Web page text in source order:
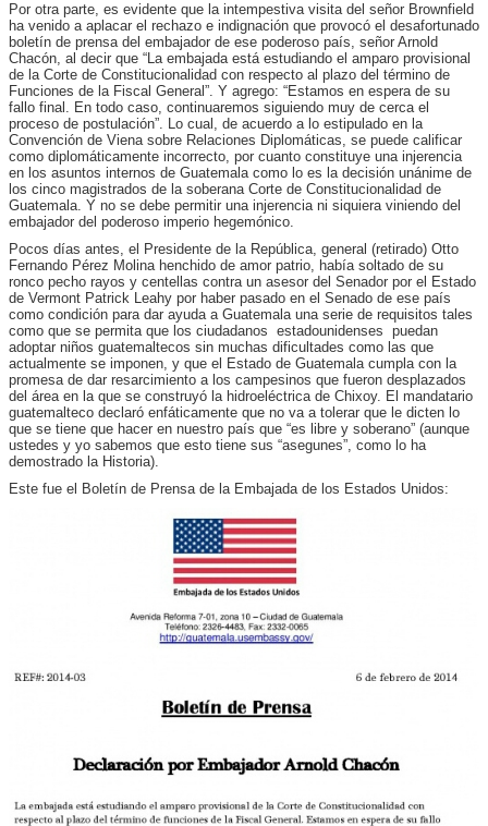
Por otra parte, es evidente que la intempestiva visita del señor Brownfield
ha venido a aplacar el rechazo e indignación que provocó el desafortunado
boletín de prensa del embajador de ese poderoso país, señor Arnold
Chacón, al decir que “La embajada está estudiando el amparo provisional
de la Corte de Constitucionalidad con respecto al plazo del término de
Funciones de la Fiscal General”. Y agrego: “Estamos en espera de su
fallo final. En todo caso, continuaremos siguiendo muy de cerca el
proceso de postulación”. Lo cual, de acuerdo a lo estipulado en la
Convención de Viena sobre Relaciones Diplomáticas, se puede calificar
como diplomáticamente incorrecto, por cuanto constituye una injerencia
en los asuntos internos de Guatemala como lo es la decisión unánime de
los cinco magistrados de la soberana Corte de Constitucionalidad de
Guatemala. Y no se debe permitir una injerencia ni siquiera viniendo del
embajador del poderoso imperio hegemónico.
Pocos días antes, el Presidente de la República, general (retirado) Otto
Fernando Pérez Molina henchido de amor patrio, había soltado de su
ronco pecho rayos y centellas contra un asesor del Senador por el Estado
de Vermont Patrick Leahy por haber pasado en el Senado de ese país
como condición para dar ayuda a Guatemala una serie de requisitos tales
como que se permita que los ciudadanos estadounidenses puedan
adoptar niños guatemaltecos sin muchas dificultades como las que
actualmente se imponen, y que el Estado de Guatemala cumpla con la
promesa de dar resarcimiento a los campesinos que fueron desplazados
del área en la que se construyó la hidroeléctrica de Chixoy. El mandatario
guatemalteco declaró enfáticamente que no va a tolerar que le dicten lo
que se tiene que hacer en nuestro país que “es libre y soberano” (aunque
ustedes y yo sabemos que esto tiene sus “asegunes”, como lo ha
demostrado la Historia).
Este fue el Boletín de Prensa de la Embajada de los Estados Unidos: